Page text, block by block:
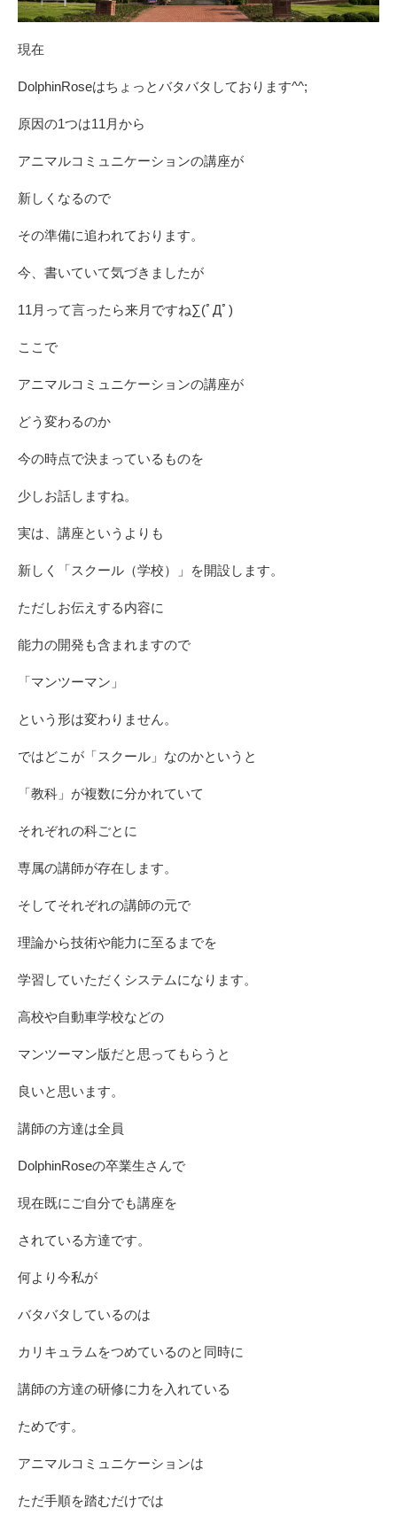
現在
DolphinRoseはちょっとバタバタしております^^;
原因の1つは11月から
アニマルコミュニケーションの講座が
新しくなるので
その準備に追われております。
今、書いていて気づきましたが
11月って言ったら来月ですね∑(ﾟДﾟ)
ここで
アニマルコミュニケーションの講座が
どう変わるのか
今の時点で決まっているものを
少しお話しますね。
実は、講座というよりも
新しく「スクール（学校）」を開設します。
ただしお伝えする内容に
能力の開発も含まれますので
「マンツーマン」
という形は変わりません。
ではどこが「スクール」なのかというと
「教科」が複数に分かれていて
それぞれの科ごとに
専属の講師が存在します。
そしてそれぞれの講師の元で
理論から技術や能力に至るまでを
学習していただくシステムになります。
高校や自動車学校などの
マンツーマン版だと思ってもらうと
良いと思います。
講師の方達は全員
DolphinRoseの卒業生さんで
現在既にご自分でも講座を
されている方達です。
何より今私が
バタバタしているのは
カリキュラムをつめているのと同時に
講師の方達の研修に力を入れている
ためです。
アニマルコミュニケーションは
ただ手順を踏むだけでは